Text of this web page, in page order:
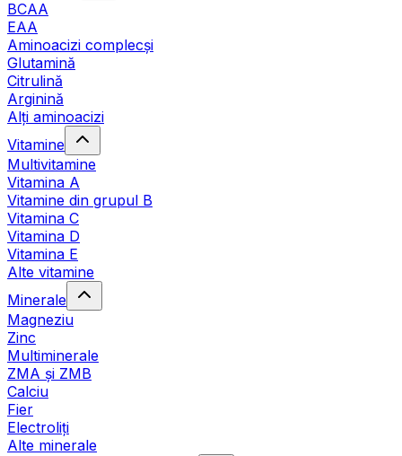
BCAA
EAA
Aminoacizi complecși
Glutamină
Citrulină
Arginină
Alți aminoacizi
Vitamine
Multivitamine
Vitamina A
Vitamine din grupul B
Vitamina C
Vitamina D
Vitamina E
Alte vitamine
Minerale
Magneziu
Zinc
Multiminerale
ZMA și ZMB
Calciu
Fier
Electroliți
Alte minerale